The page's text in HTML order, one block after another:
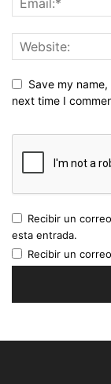
Save my
next time I
Recibir un
esta entrada.
Recibir un